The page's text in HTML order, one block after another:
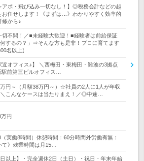
アポ・飛び込み一切なし！】◎税務会計などの起
お任せします！《まずは…》わかりやすく効率的
修から♪
切不問！／■未経験大歓迎！■経験者は前給保証
するの？」⇒そんな方も是非！プロに育てます
名以上)
近オフィス♪】 ＼西梅田・東梅田・難波の3拠点
前第三ビルオフィス…
円～（月額38万円～）☆社員の2人に1人が年収
こんなケースは当たりまえ！／◎中途…
円
実働8時間）休憩時間：60分時間外労働有無：
て》残業時間は月15…
日以上】・完全週休2日（土日）・祝日・年末年始